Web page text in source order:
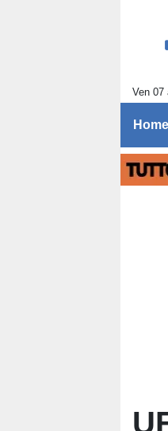
Ven 07
Home